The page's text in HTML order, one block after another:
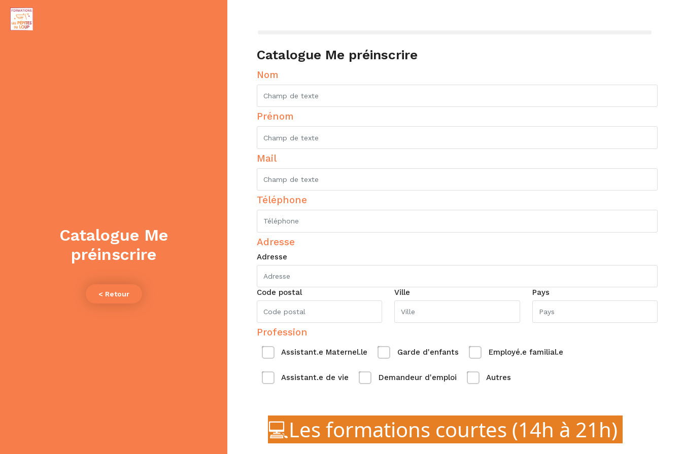
Catalogue Me
préinscrire
< Retour
Catalogue Me préinscrire
Nom
Prénom
Mail
Téléphone
Adresse
Adresse
Code postal Ville Pays
Profession
Assistant.e Maternel.le Garde d'enfants Employé.e familial.e
Assistant.e de vie Demandeur d'emploi Autres
💻Les formations courtes (14h à 21h)